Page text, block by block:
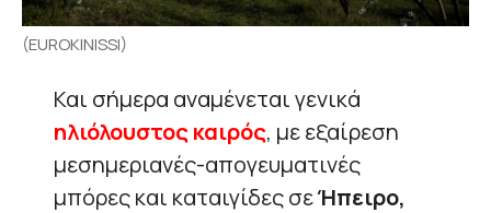
(EUROKINISSI)
Και σήμερα αναμένεται γενικά
ηλιόλουστος καιρός, με εξαίρεση
μεσημεριανές-απογευματινές
μπόρες και καταιγίδες σεΉπειρο,